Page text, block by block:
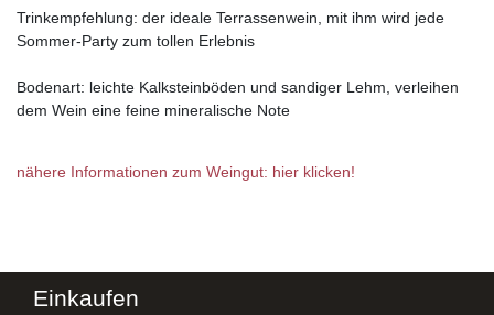
Trinkempfehlung: der ideale Terrassenwein, mit ihm wird jede
Sommer-Party zum tollen Erlebnis
Bodenart: leichte Kalksteinböden und sandiger Lehm, verleihen
dem Wein eine feine mineralische Note
nähere Informationen zum Weingut: hier klicken!
Einkaufen